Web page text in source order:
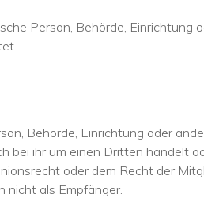
Person, Behörde, Einrichtung
Behörde, Einrichtung oder
bei ihr um einen Dritten handelt
oder dem Recht der
nicht als Empfänger.